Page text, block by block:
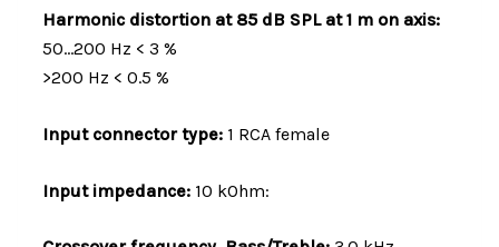
Harmonic distortion at 85 dB SPL at 1 m on axis:
50...200 Hz < 3 %
>200 Hz < 0.5 %
Input connector type:1 RCA female
Input impedance:10 kOhm: